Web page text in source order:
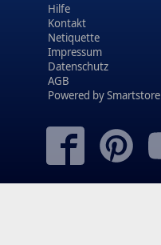
Hilfe
Kontakt
Netiquette
Impressum
Datenschutz
AGB
Powered bySmartstore